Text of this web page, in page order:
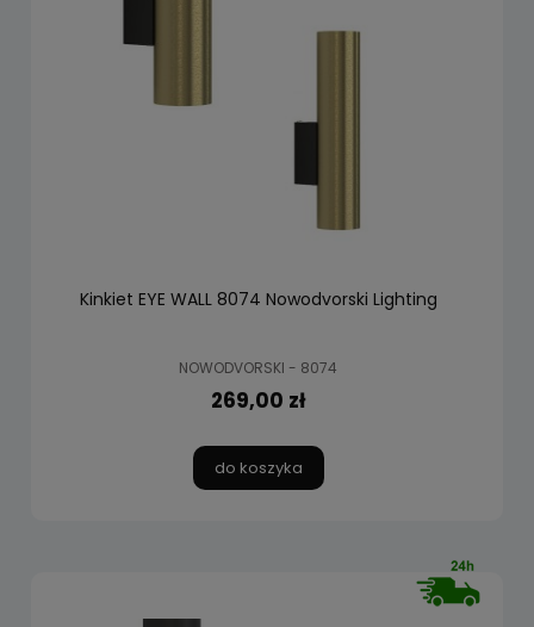
Kinkiet EYE WALL 8074 Nowodvorski Lighting
NOWODVORSKI - 8074
269,00 zł
do koszyka